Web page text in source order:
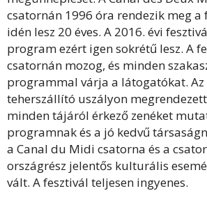
csatornán 1996 óra rendezik meg a
idén lesz 20 éves. A 2016. évi
program ezért igen sokrétű lesz. A
csatornán mozog, és minden
programmal várja a látogatókat. Az
teherszállító uszályon
minden tájáról érkező zenéket
programnak és a jó kedvű
a Canal du Midi csatorna és a
országrész jelentős kulturális
vált. A fesztivál teljesen ingyenes.